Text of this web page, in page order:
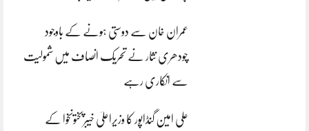
عمران خان سے دوستی ہونے کے باوجود
چودھری نثار نے تحریک انصاف میں شمولیت
سے انکاری رہے
علی امین گنڈاپور کا وزیراعلیٰ خیبرپختونخوا کے